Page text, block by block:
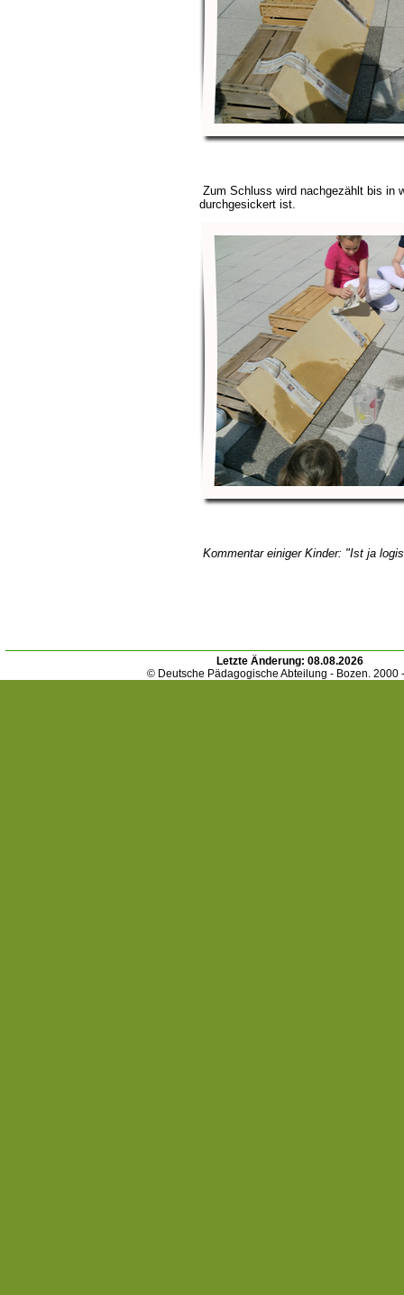
Zum Schluss wird nachgezählt bis in
durchgesickert ist.
Kommentar einiger Kinder: "Ist ja
Letzte Änderung: 08.08.2026
© Deutsche Pädagogische Abteilung - Bozen. 2000